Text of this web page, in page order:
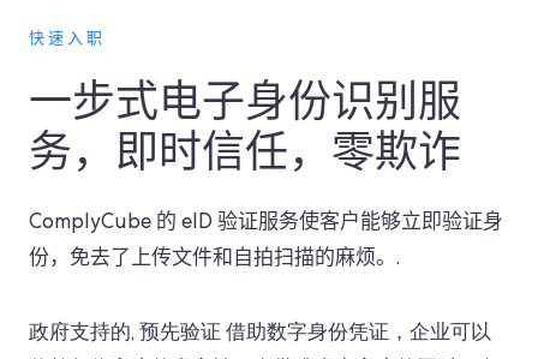
快速入职
一步式电子身份识别服
务，即时信任，零欺诈
ComplyCube 的 eID 验证服务使客户能够立即验证身
份，免去了上传文件和自拍扫描的麻烦。.
政府支持的, 预先验证 借助数字身份凭证，企业可以